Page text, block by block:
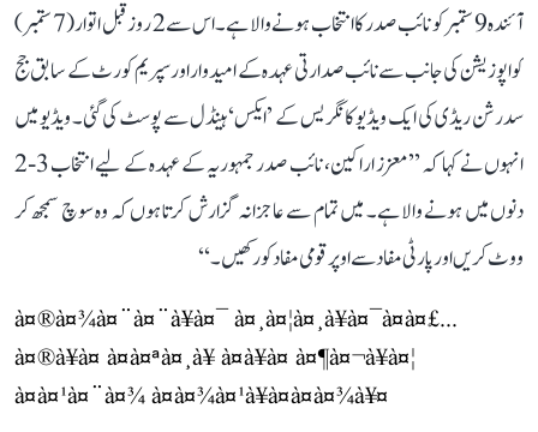
آئندہ 9 ستمبر کو نائب صدر کا انتخاب ہونے والا ہے۔ اس سے 2 روز قبل اتوار (7 ستمبر)
کو اپوزیشن کی جانب سے نائب صدارتی عہدہ کے امیدوار اور سپریم کورٹ کے سابق جج
سدرشن ریڈی کی ایک ویڈیو کانگریس کے ’ایکس‘ ہینڈل سے پوسٹ کی گئی۔ ویڈیو میں
انہوں نے کہا کہ ’’معزز اراکین، نائب صدر جمہوریہ کے عہدہ کے لیے انتخاب 3-2
دنوں میں ہونے والا ہے۔ میں تمام سے عاجزانہ گزارش کرتا ہوں کہ وہ سوچ سمجھ کر
ووٹ کریں اور پارٹی مفاد سے اوپر قومی مفاد کو رکھیں۔‘‘
à¤®à¤¾à¤¨à¤¨à¥à¤¯ à¤¸à¤¦à¤¸à¥à¤¯à¤à¤£...
à¤®à¥à¤ à¤à¤ªà¤¸à¥ à¤à¥à¤ à¤¶à¤¬à¥à¤¦
à¤à¤¹à¤¨à¤¾ à¤à¤¾à¤¹à¥à¤à¤à¤¾à¥¤